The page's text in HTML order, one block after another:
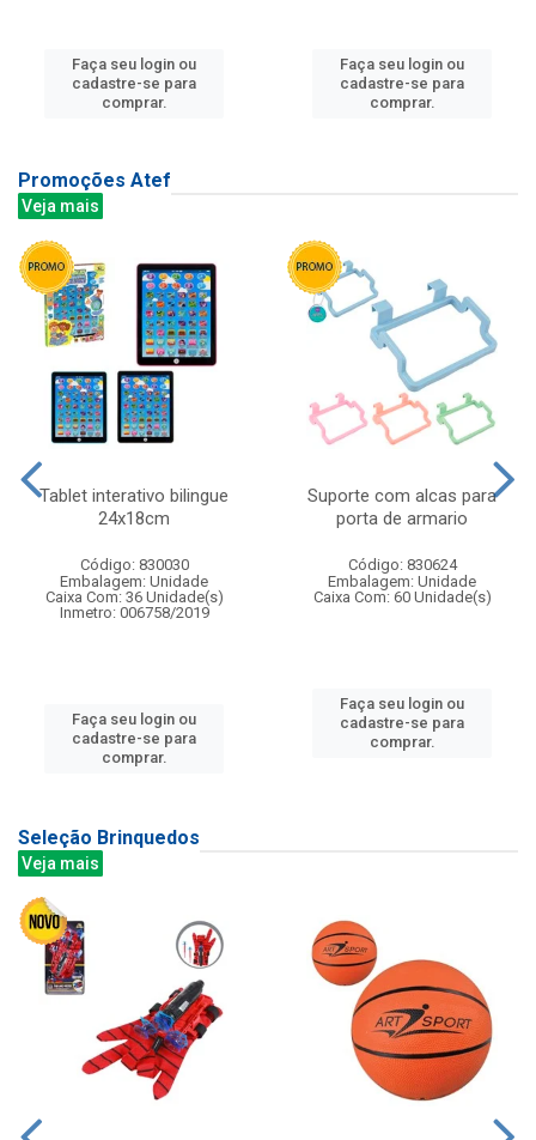
Faça seu login ou
cadastre-se para
comprar.
Faça seu login ou
cadastre-se para
comprar.
Promoções Atef
Veja mais
Tablet interativo bilingue
24x18cm
Código: 830030
Embalagem: Unidade
Caixa Com: 36 Unidade(s)
Inmetro: 006758/2019
Faça seu login ou
cadastre-se para
comprar.
Suporte com alcas para
porta de armario
Código: 830624
Embalagem: Unidade
Caixa Com: 60 Unidade(s)
Faça seu login ou
cadastre-se para
comprar.
Seleção Brinquedos
Veja mais